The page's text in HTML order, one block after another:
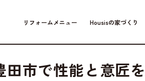
リフォームメニュー Housisの家づくり
田市で性能と意匠